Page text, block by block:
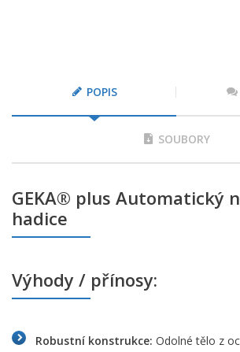
POPIS
SOUBORY
GEKA® plus Automatický
hadice
Výhody / přínosy:
Robustní konstrukce: Odolné tělo z